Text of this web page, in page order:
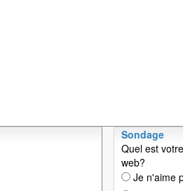
Sondage
Quel est
web?
Je n'aime